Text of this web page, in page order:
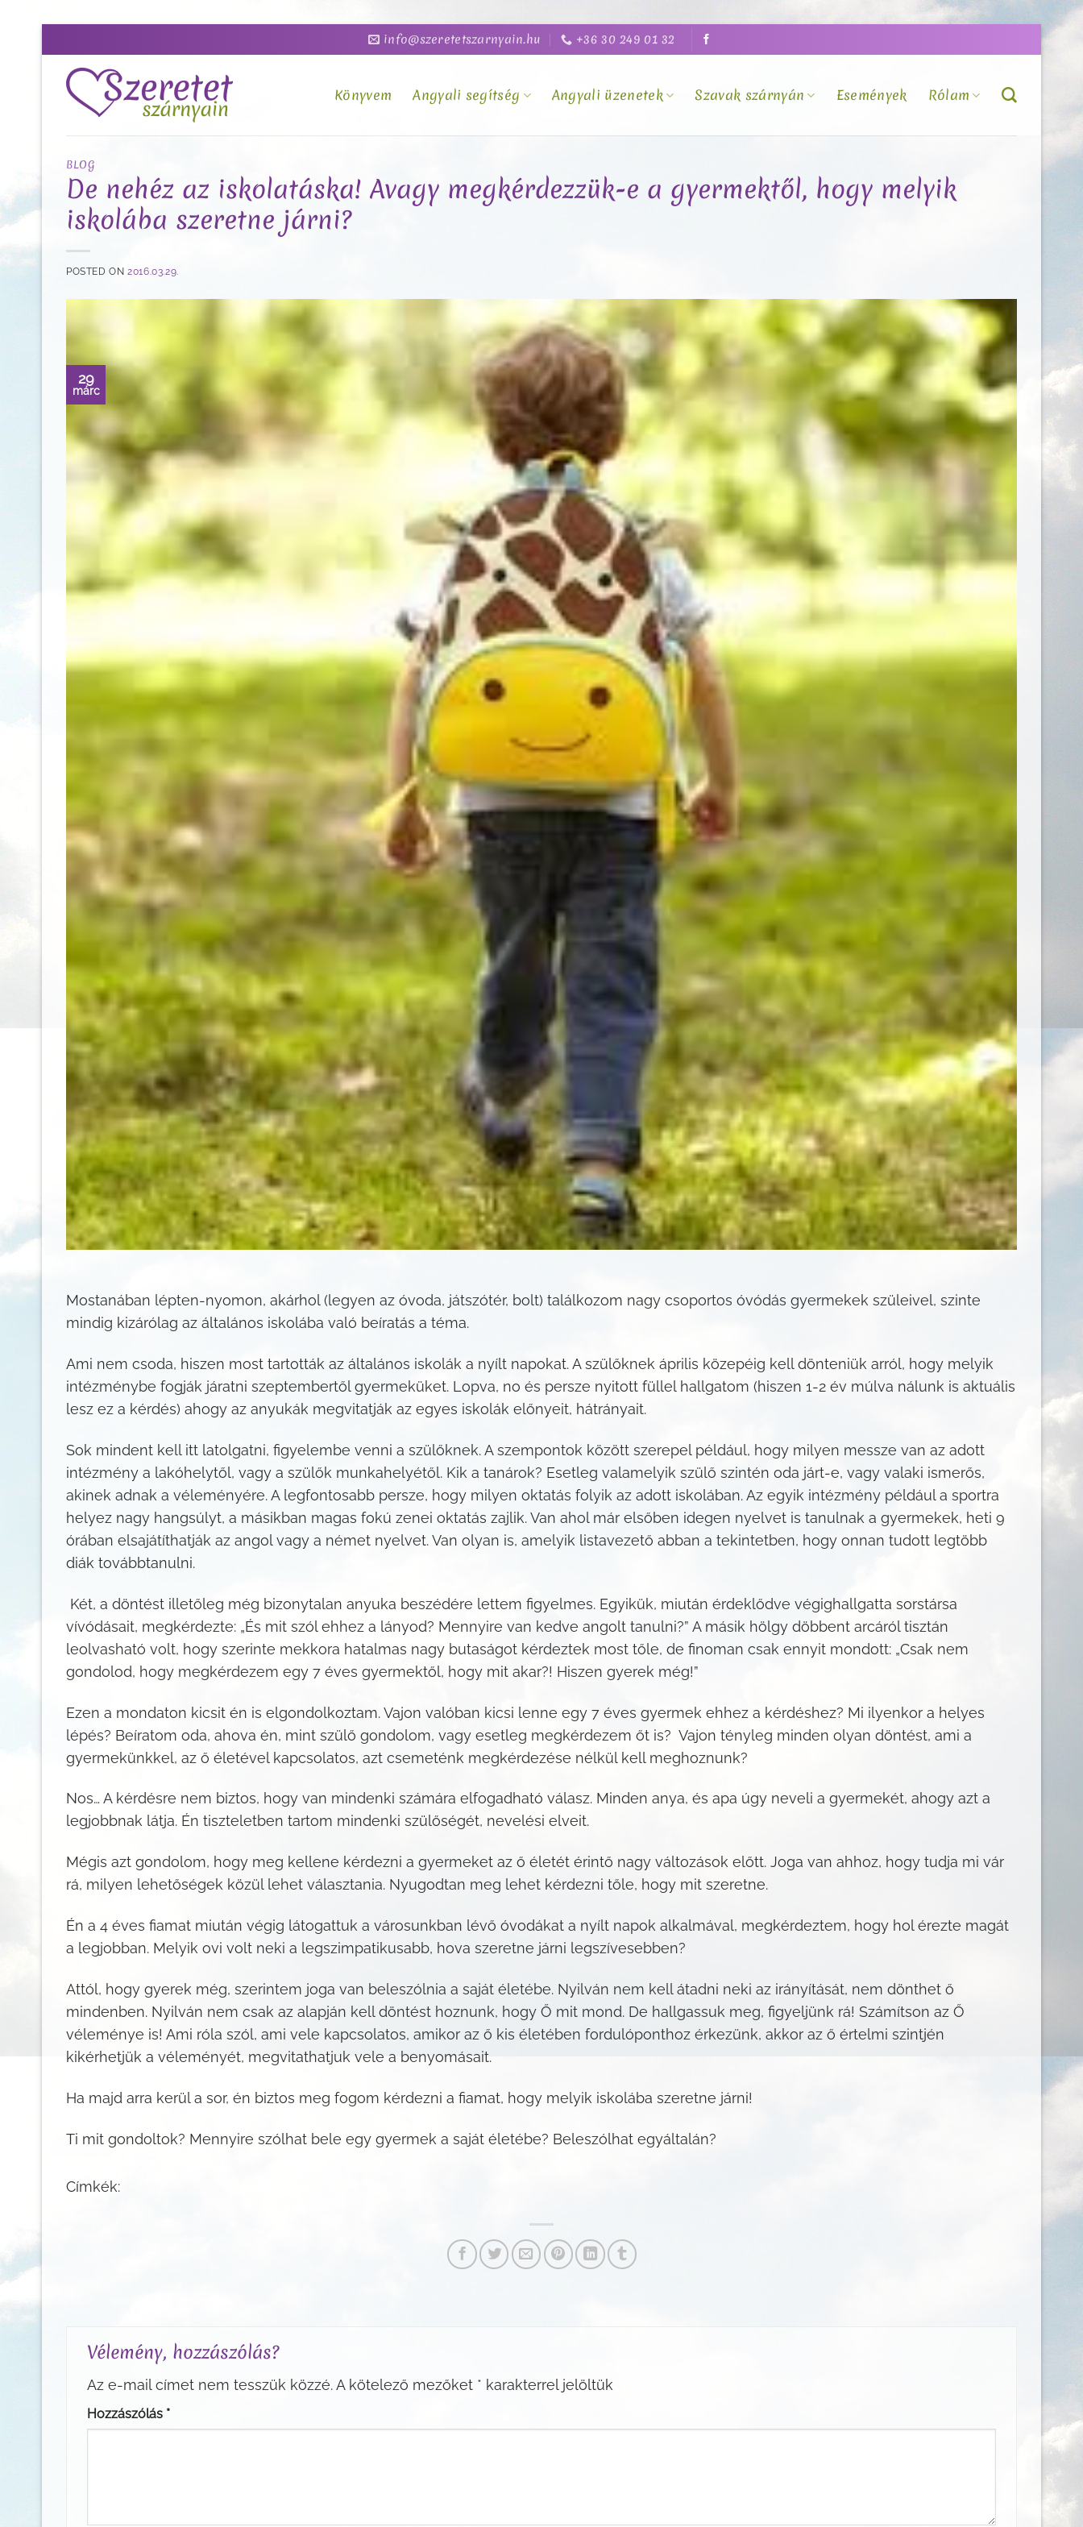
to
content
info@szeretetszarnyain.hu +36 30 249 01 32
Könyvem Angyali segítség Angyali üzenetek Szavak szárnyán Események Rólam
BLOG
De nehéz az iskolatáska! Avagy megkérdezzük-e a gyermektől, hogy melyik
iskolába szeretne járni?
POSTED ON2016.03.29.
29
márc
Mostanában lépten-nyomon, akárhol (legyen az óvoda, játszótér, bolt) találkozom nagy csoportos óvódás gyermekek szüleivel, szinte
mindig kizárólag az általános iskolába való beíratás a téma.
Ami nem csoda, hiszen most tartották az általános iskolák a nyílt napokat. A szülőknek április közepéig kell dönteniük arról, hogy melyik
intézménybe fogják járatni szeptembertől gyermeküket. Lopva, no és persze nyitott füllel hallgatom (hiszen 1-2 év múlva nálunk is aktuális
lesz ez a kérdés) ahogy az anyukák megvitatják az egyes iskolák előnyeit, hátrányait.
Sok mindent kell itt latolgatni, figyelembe venni a szülőknek. A szempontok között szerepel például, hogy milyen messze van az adott
intézmény a lakóhelytől, vagy a szülők munkahelyétől. Kik a tanárok? Esetleg valamelyik szülő szintén oda járt-e, vagy valaki ismerős,
akinek adnak a véleményére. A legfontosabb persze, hogy milyen oktatás folyik az adott iskolában. Az egyik intézmény például a sportra
helyez nagy hangsúlyt, a másikban magas fokú zenei oktatás zajlik. Van ahol már elsőben idegen nyelvet is tanulnak a gyermekek, heti 9
órában elsajátíthatják az angol vagy a német nyelvet. Van olyan is, amelyik listavezető abban a tekintetben, hogy onnan tudott legtöbb
diák továbbtanulni.
Két, a döntést illetőleg még bizonytalan anyuka beszédére lettem figyelmes. Egyikük, miután érdeklődve végighallgatta sorstársa
vívódásait, megkérdezte: „És mit szól ehhez a lányod? Mennyire van kedve angolt tanulni?” A másik hölgy döbbent arcáról tisztán
leolvasható volt, hogy szerinte mekkora hatalmas nagy butaságot kérdeztek most tőle, de finoman csak ennyit mondott: „Csak nem
gondolod, hogy megkérdezem egy 7 éves gyermektől, hogy mit akar?! Hiszen gyerek még!”
Ezen a mondaton kicsit én is elgondolkoztam. Vajon valóban kicsi lenne egy 7 éves gyermek ehhez a kérdéshez? Mi ilyenkor a helyes
lépés? Beíratom oda, ahova én, mint szülő gondolom, vagy esetleg megkérdezem őt is? Vajon tényleg minden olyan döntést, ami a
gyermekünkkel, az ő életével kapcsolatos, azt csemeténk megkérdezése nélkül kell meghoznunk?
Nos… A kérdésre nem biztos, hogy van mindenki számára elfogadható válasz. Minden anya, és apa úgy neveli a gyermekét, ahogy azt a
legjobbnak látja. Én tiszteletben tartom mindenki szülőségét, nevelési elveit.
Mégis azt gondolom, hogy meg kellene kérdezni a gyermeket az ő életét érintő nagy változások előtt. Joga van ahhoz, hogy tudja mi vár
rá, milyen lehetőségek közül lehet választania. Nyugodtan meg lehet kérdezni tőle, hogy mit szeretne.
Én a 4 éves fiamat miután végig látogattuk a városunkban lévő óvodákat a nyílt napok alkalmával, megkérdeztem, hogy hol érezte magát
a legjobban. Melyik ovi volt neki a legszimpatikusabb, hova szeretne járni legszívesebben?
Attól, hogy gyerek még, szerintem joga van beleszólnia a saját életébe. Nyilván nem kell átadni neki az irányítását, nem dönthet ő
mindenben. Nyilván nem csak az alapján kell döntést hoznunk, hogy Ő mit mond. De hallgassuk meg, figyeljünk rá! Számítson az Ő
véleménye is! Ami róla szól, ami vele kapcsolatos, amikor az ő kis életében fordulóponthoz érkezünk, akkor az ő értelmi szintjén
kikérhetjük a véleményét, megvitathatjuk vele a benyomásait.
Ha majd arra kerül a sor, én biztos meg fogom kérdezni a fiamat, hogy melyik iskolába szeretne járni!
Ti mit gondoltok? Mennyire szólhat bele egy gyermek a saját életébe? Beleszólhat egyáltalán?
Címkék:
Vélemény, hozzászólás?
Az e-mail címet nem tesszük közzé.A kötelező mezőket * karakterrel jelöltük
Hozzászólás *